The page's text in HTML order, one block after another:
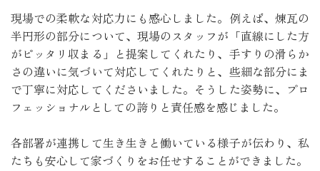
現場での柔軟な対応力にも感心しました。例えば、煉瓦の
半円形の部分について、現場のスタッフが「直線にした方
がピッタリ収まる」と提案してくれたり、手すりの滑らか
さの違いに気づいて対応してくれたりと、些細な部分にま
で丁寧に対応してくださいました。そうした姿勢に、プロ
フェッショナルとしての誇りと責任感を感じました。
各部署が連携して生き生きと働いている様子が伝わり、私
たちも安心して家づくりをお任せすることができました。